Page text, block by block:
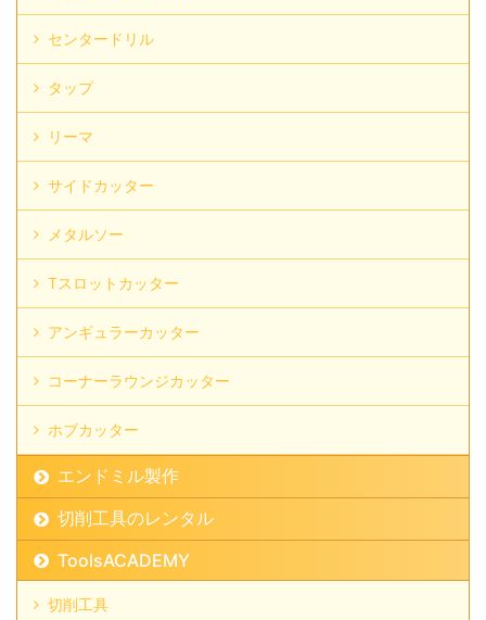
センタードリル
タップ
リーマ
サイドカッター
メタルソー
Tスロットカッター
アンギュラーカッター
コーナーラウンジカッター
ホブカッター
エンドミル製作
切削工具のレンタル
ToolsACADEMY
切削工具